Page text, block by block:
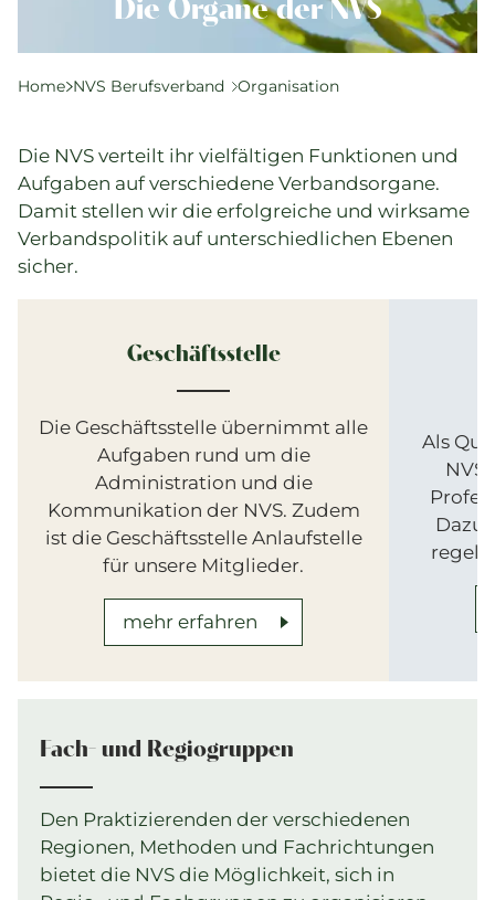
Bildung
Karriere & Jobs
Aktuelle Veranstaltungen
Suchverzeichnisse
Die Organe der NVS
Home NVS Berufsverband Organisation
Die NVS verteilt ihr vielfältigen Funktionen und
Aufgaben auf verschiedene Verbandsorgane.
Damit stellen wir die erfolgreiche und wirksame
Verbandspolitik auf unterschiedlichen Ebenen
sicher.
Geschäftsstelle
Die Geschäftsstelle übernimmt alle
Aufgaben rund um die
Administration und die
Kommunikation der NVS. Zudem
ist die Geschäftsstelle Anlaufstelle
für unsere Mitglieder.
mehr erfahren
Als
NVS
Dazu
Fach- und Regiogruppen
Den Praktizierenden der verschiedenen
Regionen, Methoden und Fachrichtungen
bietet die NVS die Möglichkeit, sich in